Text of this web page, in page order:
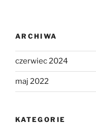
ARCHIWA
czerwiec 2024
maj 2022
KATEGORIE